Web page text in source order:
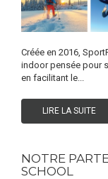
Créée en 2016,
indoor pensée pour
en facilitant le...
LIRE LA SUITE
NOTRE
SCHOOL